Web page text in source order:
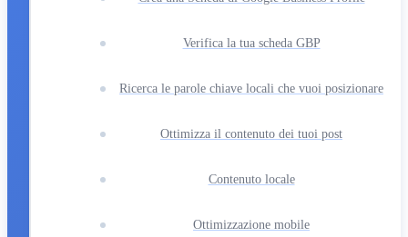
Verifica la tua scheda GBP
Ricerca le parole chiave locali che vuoi posizionare
Ottimizza il contenuto dei tuoi post
Contenuto locale
Ottimizzazione mobile